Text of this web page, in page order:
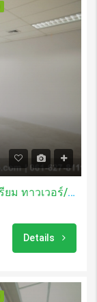
เช่าสำนักงาน 72.91 ตรม อาคารเอ็มโพเรียม ทาวเวอร์/ Emporium Tower
Details